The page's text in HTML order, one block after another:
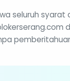
seluruh syarat